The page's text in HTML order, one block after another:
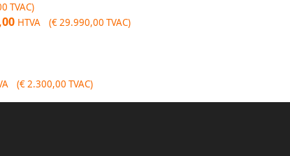
TVAC)
HTVA (€29.990,00 TVAC)
(€2.300,00 TVAC)